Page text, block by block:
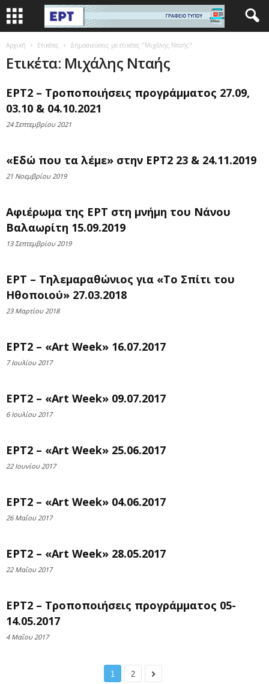
Αρχική Ετικέτες Δημοσιεύσεις με ετικέτες "Μιχάλης Νταής"
Ετικέτα: Μιχάλης Νταής
ΕΡΤ2 – Τροποποιήσεις προγράμματος 27.09,
03.10 & 04.10.2021
24 Σεπτεμβρίου 2021
«Εδώ που τα λέμε» στην ΕΡΤ2 23 & 24.11.2019
21 Νοεμβρίου 2019
Αφιέρωμα της ΕΡΤ στη μνήμη του Νάνου
Βαλαωρίτη 15.09.2019
13 Σεπτεμβρίου 2019
ΕΡΤ – Τηλεμαραθώνιος για «Το Σπίτι του
Ηθοποιού» 27.03.2018
23 Μαρτίου 2018
ΕΡΤ2 – «Art Week» 16.07.2017
7 Ιουλίου 2017
ΕΡΤ2 – «Art Week» 09.07.2017
6 Ιουλίου 2017
ΕΡΤ2 – «Art Week» 25.06.2017
22 Ιουνίου 2017
ΕΡΤ2 – «Art Week» 04.06.2017
26 Μαΐου 2017
ΕΡΤ2 – «Art Week» 28.05.2017
22 Μαΐου 2017
ΕΡΤ2 – Τροποποιήσεις προγράμματος 05-
14.05.2017
4 Μαΐου 2017
1 2